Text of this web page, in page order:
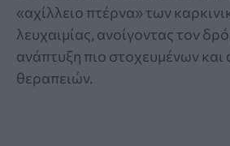
«αχίλλειο πτέρνα» των
λευχαιμίας, ανοίγοντας τον
ανάπτυξη πιο στοχευμένων
θεραπειών.